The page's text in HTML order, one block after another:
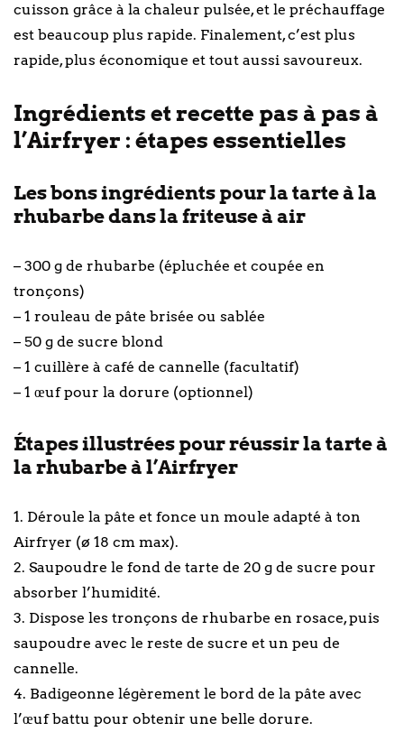
cuisson grâce à la chaleur pulsée, et le préchauffage
est beaucoup plus rapide. Finalement, c’est plus
rapide, plus économique et tout aussi savoureux.
Ingrédients et recette pas à pas à
l’Airfryer : étapes essentielles
Les bons ingrédients pour la tarte à la
rhubarbe dans la friteuse à air
– 300 g de rhubarbe (épluchée et coupée en
tronçons)
– 1 rouleau de pâte brisée ou sablée
– 50 g de sucre blond
– 1 cuillère à café de cannelle (facultatif)
– 1 œuf pour la dorure (optionnel)
Étapes illustrées pour réussir la tarte à
la rhubarbe à l’Airfryer
1. Déroule la pâte et fonce un moule adapté à ton
Airfryer (ø 18 cm max).
2. Saupoudre le fond de tarte de 20 g de sucre pour
absorber l’humidité.
3. Dispose les tronçons de rhubarbe en rosace, puis
saupoudre avec le reste de sucre et un peu de
cannelle.
4. Badigeonne légèrement le bord de la pâte avec
l’œuf battu pour obtenir une belle dorure.